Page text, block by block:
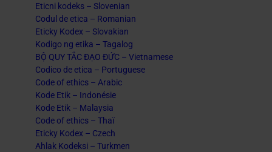
Eticni kodeks – Slovenian
Codul de etica – Romanian
Eticky Kodex – Slovakian
Kodigo ng etika – Tagalog
BỘ QUY TẮC ĐẠO ĐỨC – Vietnamese
Codico de etica – Portuguese
Code of ethics – Arabic
Kode Etik – Indonésie
Kode Etik – Malaysia
Code of ethics – Thaï
Eticky Kodex – Czech
Ahlak Kodeksi – Turkmen